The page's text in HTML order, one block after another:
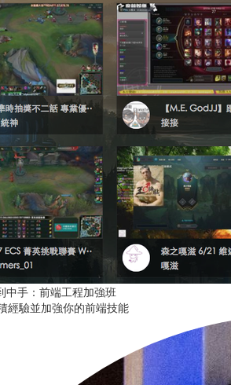
中手：前端工程加強班
經驗並加強你的前端技能